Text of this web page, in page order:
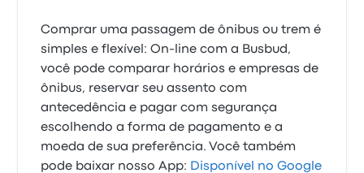
Comprar uma passagem de ônibus ou trem é
simples e flexível: On-line com a Busbud,
você pode comparar horários e empresas de
ônibus, reservar seu assento com
antecedência e pagar com segurança
escolhendo a forma de pagamento e a
moeda de sua preferência. Você também
pode baixar nosso App: Disponível no Google